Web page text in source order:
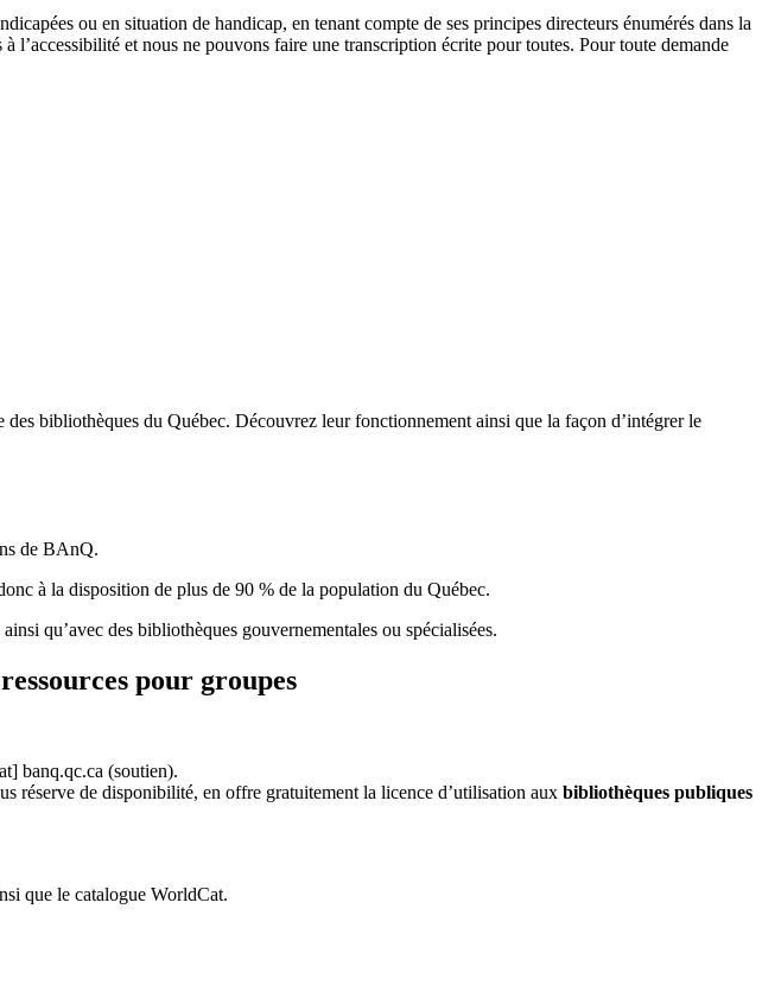
ou en situation de handicap, en tenant compte de ses principes directeurs énumérés dans la
l’accessibilité et nous ne pouvons faire une transcription écrite pour toutes. Pour toute demande
bibliothèques du Québec. Découvrez leur fonctionnement ainsi que la façon d’intégrer le
de BAnQ.
à la disposition de plus de 90 % de la population du Québec.
qu’avec des bibliothèques gouvernementales ou spécialisées.
pour groupes
banq.qc.ca (soutien).
réserve de disponibilité, en offre gratuitement la licence d’utilisation aux bibliothèques publiques
que le catalogue WorldCat.